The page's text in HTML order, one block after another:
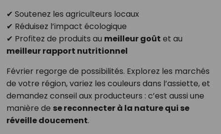
✔ Soutenez les agriculteurs locaux
✔ Réduisez l’impact écologique
✔ Profitez de produits au meilleur goût et au
meilleur rapport nutritionnel
Février regorge de possibilités. Explorez les marchés
de votre région, variez les couleurs dans l’assiette, et
demandez conseil aux producteurs : c’est aussi une
manière de se reconnecter à la nature qui se
réveille doucement.